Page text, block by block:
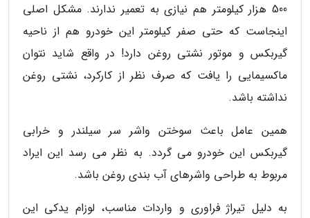
500 هزار کیلومتر هم نیازی به تعمیر ندارند. مشکل اصلی
اینجاست که حتی صفر کیلومتر این خودرو هم از ناحیه
گیربکس و موتور نشتی روغن دارد! در واقع شاید نتوان
ماکسیمایی را یافت که صرف نظر از کارکرد، نشتی روغن
نداشته باشد.
همین عامل باعث سوختن واشر سر سیلندر و خرابی
گیربکس این خودرو می گردد. به نظر می رسد این ایراد
مربوط به طراحی واشرهای آب بندی روغن باشد.
به دلیل تیراژ فراوری و واردات مناسب، لوزام یدکی این